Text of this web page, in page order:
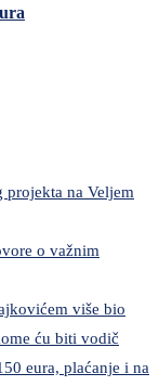
projekta na Veljem
o važnim
više bio
ću biti vodič
eura, plaćanje i na